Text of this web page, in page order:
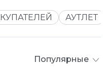
АУТЛЕТ
Популярные